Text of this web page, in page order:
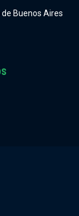
Buenos Aires